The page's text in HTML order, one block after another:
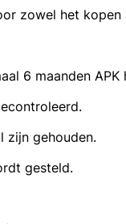
zowel het kopen
6 maanden APK
zijn gehouden.
gesteld.